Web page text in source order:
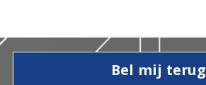
Bel mij terug